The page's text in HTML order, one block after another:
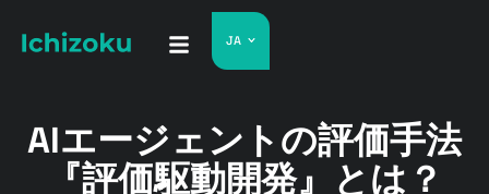
JA
AIエージェントの評価手法
『評価駆動開発』とは？